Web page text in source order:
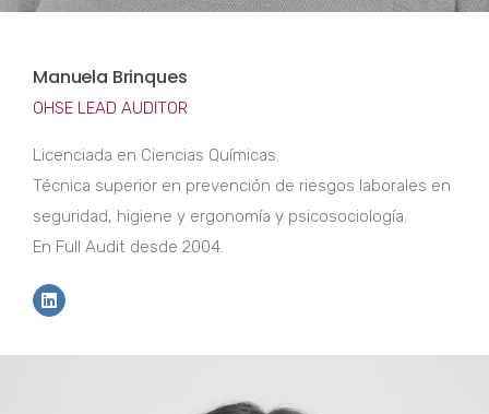
Manuela Brinques
OHSE LEAD AUDITOR
Licenciada en Ciencias Químicas.
Técnica superior en prevención de riesgos laborales en
seguridad, higiene y ergonomía y psicosociología.
En Full Audit desde 2004.